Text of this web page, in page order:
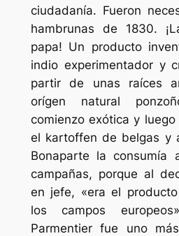
ciudadanía. Fueron
hambrunas de 1830.
papa! Un producto
indio experimentador y
partir de unas raíces
orígen natural
comienzo exótica y
el kartoffen de belgas y
Bonaparte la
campañas, porque al
en jefe, «era el
los campos
Parmentier fue uno